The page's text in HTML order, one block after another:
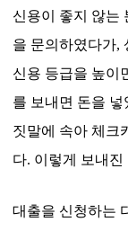
신용이 좋지 않는
을 문의하였다가,
신용 등급을 높이
를 보내면 돈을
짓말에 속아 체크
다. 이렇게 보내
대출을 신청하는